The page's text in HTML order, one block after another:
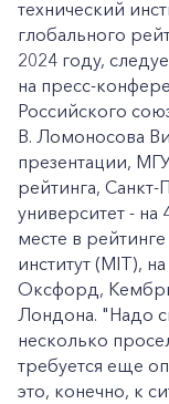
технический
глобального
2024 году,
на пресс-
Российского
В. Ломоносова
презентации,
рейтинга,
университет -
месте в
институт (MIT),
Оксфорд,
Лондона. "Надо
несколько
требуется еще
это, конечно, к